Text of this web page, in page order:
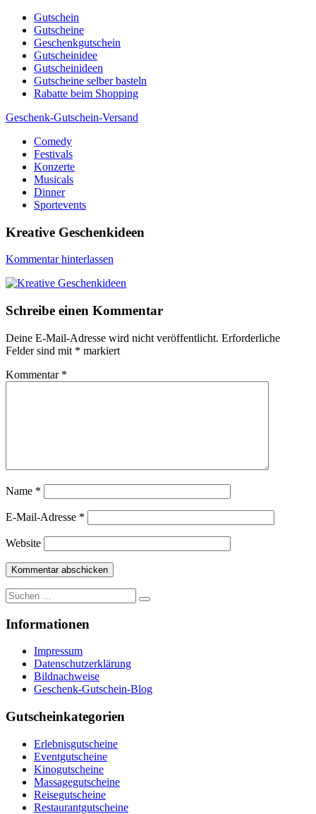
Skip
content
Gutschein
Gutscheine
Geschenkgutschein
Gutscheinidee
Gutscheinideen
Gutscheine selber basteln
Rabatte beim Shopping
Geschenk-Gutschein-Versand
Gutscheine, Gutscheinsprüche und Geschenkideen
Comedy
Festivals
Konzerte
Musicals
Dinner
Sportevents
Kreative Geschenkideen
Kommentar hinterlassen
Schreibe einen Kommentar
Deine E-Mail-Adresse wird nicht veröffentlicht. Erforderliche
Felder sind mit * markiert
Kommentar *
Name *
E-Mail-Adresse *
Website
Suche
nach:
Informationen
Impressum
Datenschutzerklärung
Bildnachweise
Geschenk-Gutschein-Blog
Gutscheinkategorien
Erlebnisgutscheine
Eventgutscheine
Kinogutscheine
Massagegutscheine
Reisegutscheine
Restaurantgutscheine